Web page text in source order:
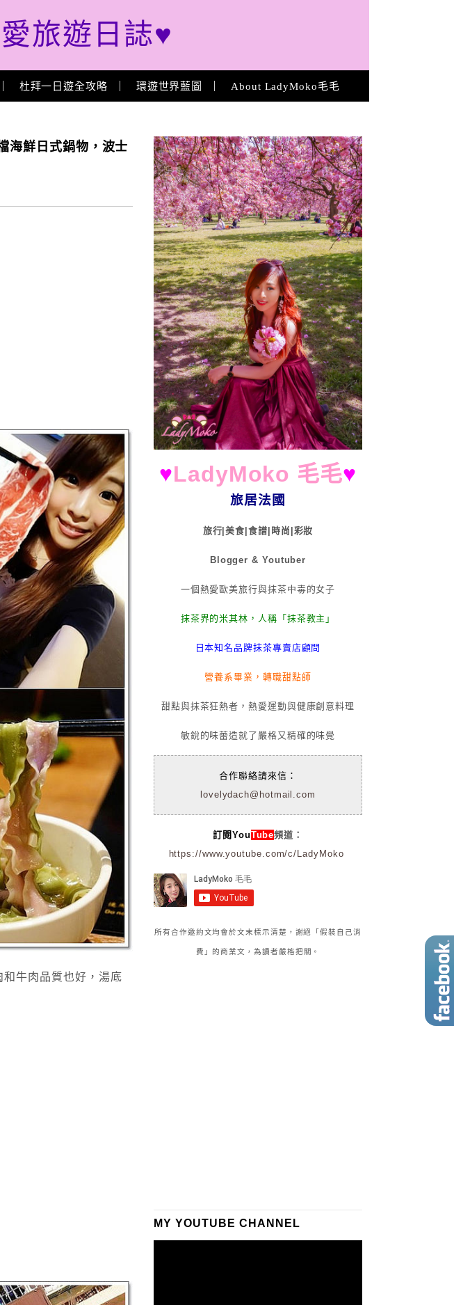
旅遊日誌♥
杜拜一日遊全攻略 環遊世界藍圖 About LadyMoko毛毛
海鮮日式鍋物，波士
和牛肉品質也好，湯底
About
♥LadyMoko 毛毛♥
旅居法國
旅行|美食|食譜|時尚|彩妝
Blogger & Youtuber
一個熱愛歐美旅行與抹茶中毒的女子
抹茶界的米其林，人稱「抹茶教主」
日本知名品牌抹茶專賣店顧問
營養系畢業，轉職甜點師
甜點與抹茶狂熱者，熱愛運動與健康創意料理
敏銳的味蕾造就了嚴格又精確的味覺
合作聯絡請來信：
lovelydach@hotmail.com
訂閱YouTube頻道：
https://www.youtube.com/c/LadyMoko
所有合作邀約文均會於文末標示清楚，謝絕「假裝自己消
費」的商業文，為讀者嚴格把關。
MY YOUTUBE CHANNEL